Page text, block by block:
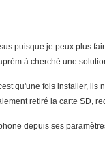
puisque je peux plus
à cherché une
qu'une fois installer,
retiré la carte SD,
depuis ses